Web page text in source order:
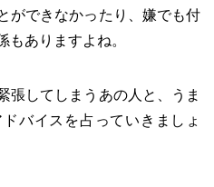
ができなかったり、嫌でも付
もありますよね。
張してしまうあの人と、うま
バイスを占っていきましょ